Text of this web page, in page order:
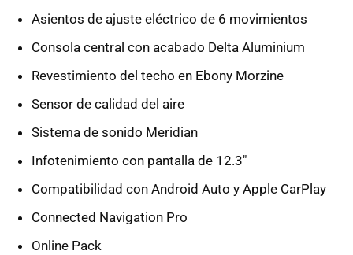
Asientos de ajuste eléctrico de 6 movimientos
Consola central con acabado Delta Aluminium
Revestimiento del techo en Ebony Morzine
Sensor de calidad del aire
Sistema de sonido Meridian
Infotenimiento con pantalla de 12.3"
Compatibilidad con Android Auto y Apple CarPlay
Connected Navigation Pro
Online Pack